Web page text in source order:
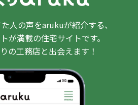
人の声をarukuが紹介する、
が満載の住宅サイトです。
の工務店と出会えます！